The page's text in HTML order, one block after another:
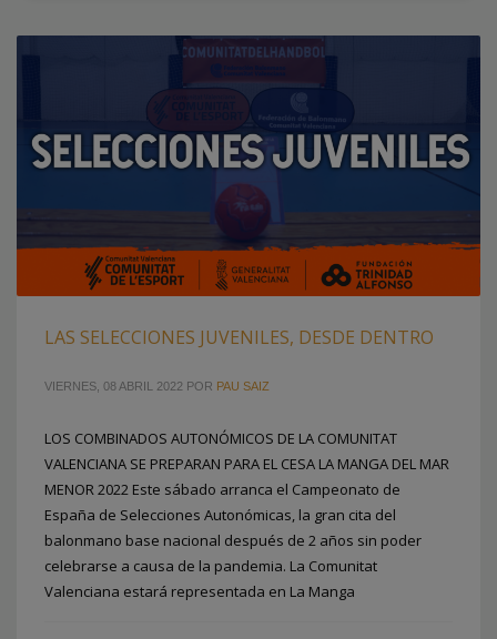
LAS SELECCIONES JUVENILES, DESDE DENTRO
VIERNES, 08 ABRIL 2022 POR PAU SAIZ
LOS COMBINADOS AUTONÓMICOS DE LA COMUNITAT
VALENCIANA SE PREPARAN PARA EL CESA LA MANGA DEL MAR
MENOR 2022 Este sábado arranca el Campeonato de
España de Selecciones Autonómicas, la gran cita del
balonmano base nacional después de 2 años sin poder
celebrarse a causa de la pandemia. La Comunitat
Valenciana estará representada en La Manga